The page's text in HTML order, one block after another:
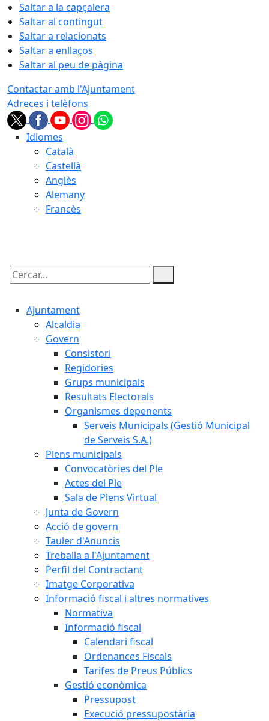
Saltar a la capçalera
Saltar al contingut
Saltar a relacionats
Saltar a enllaços
Saltar al peu de pàgina
Contactar amb l'Ajuntament
Adreces i telèfons
Idiomes
Català
Castellà
Anglès
Alemany
Francès
Cercar:
Ajuntament
Alcaldia
Govern
Consistori
Regidories
Grups municipals
Resultats Electorals
Organismes depenents
Serveis Municipals (Gestió Municipal
de Serveis S.A.)
Plens municipals
Convocatòries del Ple
Actes del Ple
Sala de Plens Virtual
Junta de Govern
Acció de govern
Tauler d'Anuncis
Treballa a l'Ajuntament
Perfil del Contractant
Imatge Corporativa
Informació fiscal i altres normatives
Normativa
Informació fiscal
Calendari fiscal
Ordenances Fiscals
Tarifes de Preus Públics
Gestió econòmica
Pressupost
Execució pressupostària